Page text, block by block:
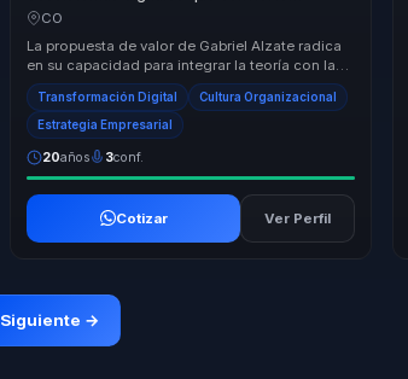
evolución digital en adopción, estrategia y
CO
La propuesta de valor de Gabriel Alzate radica
en su capacidad para integrar la teoría con la
práctica, ofreciendo soluciones digitales q...
Transformación Digital Cultura Organizacional
Estrategia Empresarial
20años 3conf.
Cotizar Ver Perfil
Siguiente →